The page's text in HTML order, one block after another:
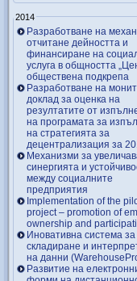
2014
Разработване на
отчитане дейността и
финансиране на
услуга в общността
обществена подкрепа
Разработване на
доклад за оценка на
резултатите от
на програмата за
на стратегията за
децентрализация за
Механизми за
синергията и
между социалните
предприятия
Implementation of the
project – promotion of
ownership and
Иновативна система за
складиране и
на данни
Развитие на